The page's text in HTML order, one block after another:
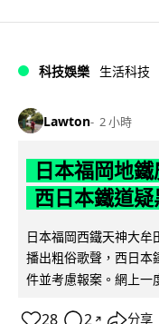
科技娛樂 生活科技
Lawton 2 小時
日本福岡地
西日本鐵道
日本福岡西鐵天神大
播出粗俗歌聲，西日本
件並考慮報案。網上一
↗ 分享